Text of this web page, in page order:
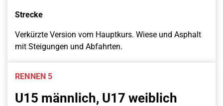
Strecke
Verkürzte Version vom Hauptkurs. Wiese und Asphalt
mit Steigungen und Abfahrten.
RENNEN 5
U15 männlich, U17 weiblich